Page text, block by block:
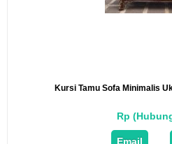
Kursi Tamu Sofa Minimalis
Rp
Email